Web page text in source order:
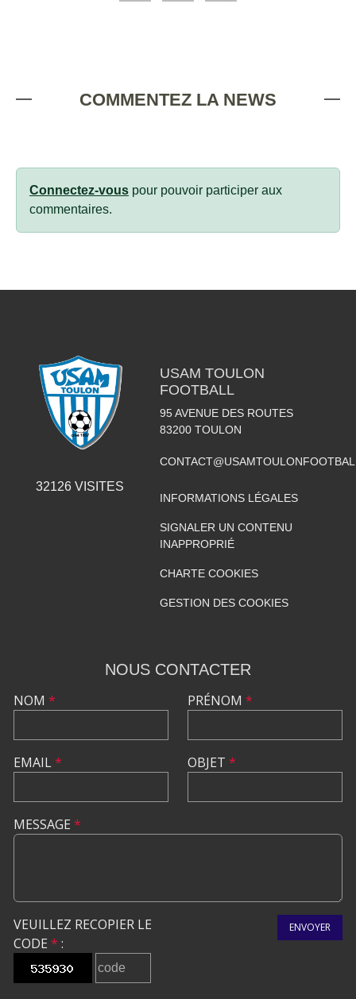
COMMENTEZ LA NEWS
Connectez-vous pour pouvoir participer aux
commentaires.
32126VISITES
USAM TOULON
FOOTBALL
95 AVENUE DES ROUTES
83200 TOULON
INFORMATIONS LÉGALES
SIGNALER UN CONTENU
INAPPROPRIÉ
CHARTE COOKIES
GESTION DES COOKIES
NOUS CONTACTER
NOM *
EMAIL*
PRÉNOM *
OBJET *
MESSAGE *
VEUILLEZ RECOPIER LE
CODE * :
ENVOYER